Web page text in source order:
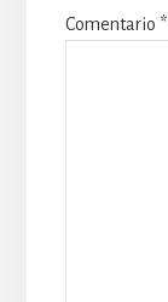
Comentario *